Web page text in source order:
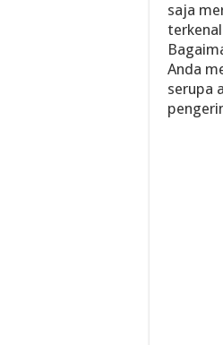
saja
Anda
serupa